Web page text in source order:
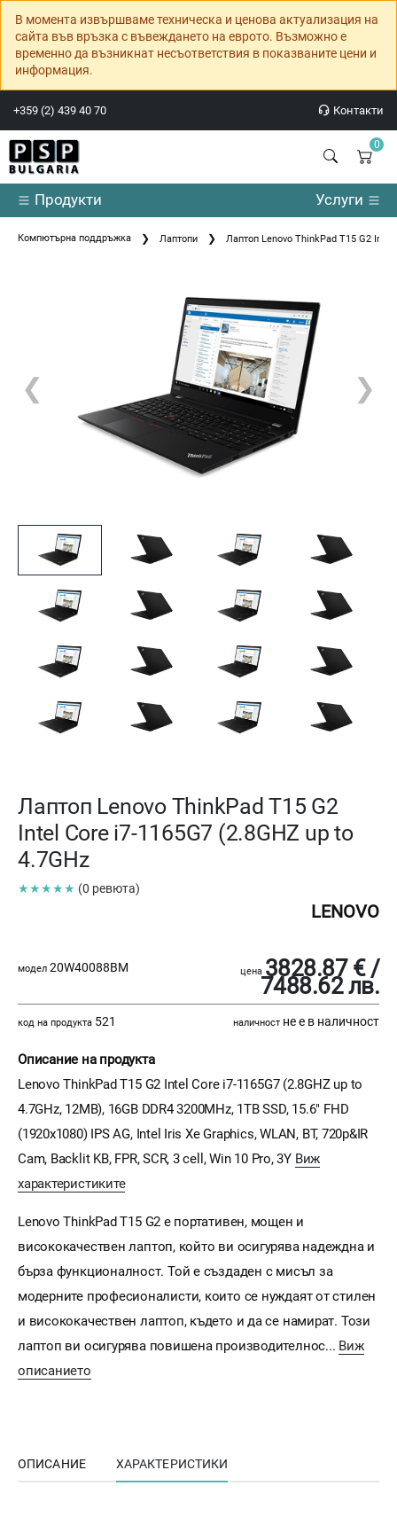
В момента извършваме техническа и ценова актуализация на
сайта във връзка с въвеждането на еврото. Възможно е
временно да възникнат несъответствия в показваните цени и
информация.
+359 (2) 439 40 70 Контакти
0
Продукти Услуги
Компютърна поддръжка Лаптопи Лаптоп Lenovo ThinkPad T15 G2
❮ ❯
Лаптоп Lenovo ThinkPad T15 G2
Intel Core i7-1165G7 (2.8GHZ up to
4.7GHz
★★★★★ (0 ревюта)
LENOVO
модел 20W40088BM цена 3828.87 € /
7488.62 лв.
код на продукта 521 наличност не е в наличност
Описание на продукта
Lenovo ThinkPad T15 G2 Intel Core i7-1165G7 (2.8GHZ up to
4.7GHz, 12MB), 16GB DDR4 3200MHz, 1TB SSD, 15.6" FHD
(1920x1080) IPS AG, Intel Iris Xe Graphics, WLAN, BT, 720p&IR
Cam, Backlit KB, FPR, SCR, 3 cell, Win 10 Pro, 3Y Виж
характеристиките
Lenovo ThinkPad T15 G2 е портативен, мощен и
висококачествен лаптоп, който ви осигурява надеждна и
бърза функционалност. Той е създаден с мисъл за
модерните професионалисти, които се нуждаят от стилен
и висококачествен лаптоп, където и да се намират. Този
лаптоп ви осигурява повишена производителнос... Виж
описанието
ОПИСАНИЕ ХАРАКТЕРИСТИКИ